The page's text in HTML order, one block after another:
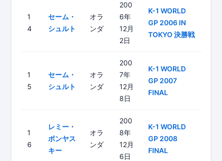
1
4
セーム・
シュルト
オラ
ンダ
200
6年
12月
2日
K-1 WORLD
GP 2006 IN
TOKYO 決勝戦
1
5
セーム・
シュルト
オラ
ンダ
200
7年
12月
8日
K-1 WORLD
GP 2007
FINAL
1
6
レミー・
ボンヤス
キー
オラ
ンダ
200
8年
12月
6日
K-1 WORLD
GP 2008
FINAL